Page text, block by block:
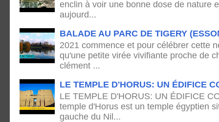
enclin à voir une bonne dose de nature
aujourd...
BALADE AU PARC DE TIGERY
2021 commence et pour célébrer cette
qu'une petite virée vivifiante proche de
clément ...
LE TEMPLE D'HORUS: UN ÉDIFICE
LE TEMPLE D'HORUS: UN ÉDIFICE
temple d'Horus est un temple égyptien
gauche du Nil...